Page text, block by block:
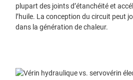
plupart des joints d’étanchéité et
l’huile. La conception du circuit peut
dans la génération de chaleur.